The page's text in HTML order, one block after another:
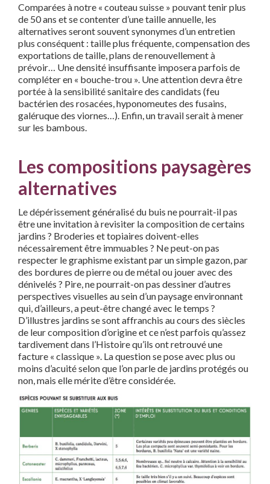
Comparées à notre « couteau suisse » pouvant tenir plus
de 50 ans et se contenter d’une taille annuelle, les
alternatives seront souvent synonymes d’un entretien
plus conséquent : taille plus fréquente, compensation des
exportations de taille, plans de renouvellement à
prévoir… Une densité insuffisante imposera parfois de
compléter en « bouche-trou ». Une attention devra être
portée à la sensibilité sanitaire des candidats (feu
bactérien des rosacées, hyponomeutes des fusains,
galéruque des viornes…). Enfin, un travail serait à mener
sur les bambous.
Les compositions paysagères
alternatives
Le dépérissement généralisé du buis ne pourrait-il pas
être une invitation à revisiter la composition de certains
jardins ? Broderies et topiaires doivent-elles
nécessairement être immuables ? Ne peut-on pas
respecter le graphisme existant par un simple gazon, par
des bordures de pierre ou de métal ou jouer avec des
dénivelés ? Pire, ne pourrait-on pas dessiner d’autres
perspectives visuelles au sein d’un paysage environnant
qui, d’ailleurs, a peut-être changé avec le temps ?
D’illustres jardins se sont affranchis au cours des siècles
de leur composition d’origine et ce n’est parfois qu’assez
tardivement dans l’Histoire qu’ils ont retrouvé une
facture « classique ». La question se pose avec plus ou
moins d’acuité selon que l’on parle de jardins protégés ou
non, mais elle mérite d’être considérée.